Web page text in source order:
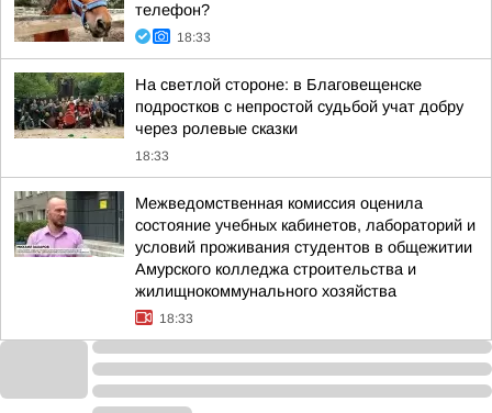
телефон?
18:33
На светлой стороне: в Благовещенске
подростков с непростой судьбой учат добру
через ролевые сказки
18:33
Межведомственная комиссия оценила
состояние учебных кабинетов, лабораторий и
условий проживания студентов в общежитии
Амурского колледжа строительства и
жилищнокоммунального хозяйства
18:33